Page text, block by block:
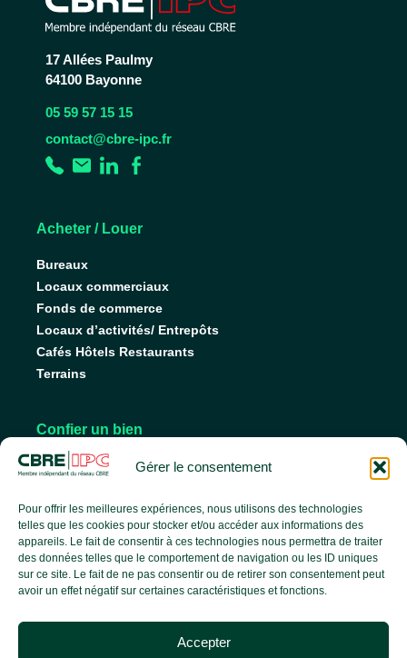
Gérer le consentement
Pour offrir les meilleures expériences, nous utilisons des technologies
telles que les cookies pour stocker et/ou accéder aux informations des
appareils. Le fait de consentir à ces technologies nous permettra de traiter
des données telles que le comportement de navigation ou les ID uniques
sur ce site. Le fait de ne pas consentir ou de retirer son consentement peut
avoir un effet négatif sur certaines caractéristiques et fonctions.
Accepter
17 Allées Paulmy
64100 Bayonne
05 59 57 15 15
contact@cbre-ipc.fr
Acheter / Louer
Bureaux
Locaux commerciaux
Fonds de commerce
Locaux d’activités/ Entrepôts
Cafés Hôtels Restaurants
Terrains
Confier un bien
Nos conseils pour vendre
Faire gérer son bien
L’agence
Nos services